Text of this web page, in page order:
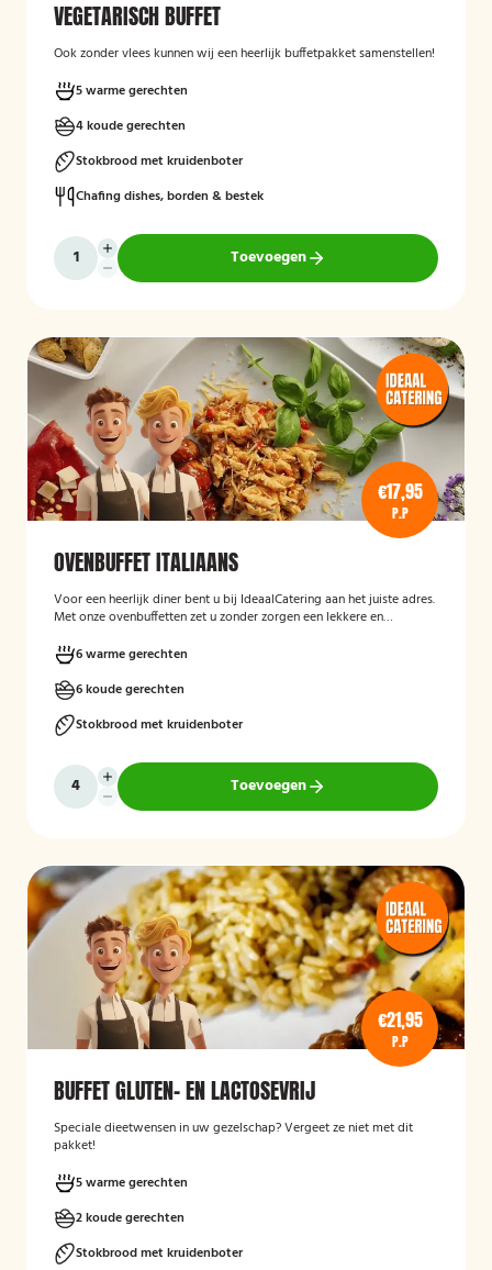
VEGETARISCH BUFFET
Ook zonder vlees kunnen wij een heerlijk buffetpakket samenstellen!
5 warme gerechten
4 koude gerechten
Stokbrood met kruidenboter
Chafing dishes, borden & bestek
Toevoegen
€17,95
P.P
OVENBUFFET ITALIAANS
Voor een heerlijk diner bent u bij IdeaalCatering aan het juiste adres.
Met onze ovenbuffetten zet u zonder zorgen een lekkere en
twaalf personen is een ovenbuffet Ideaal!
6 warme gerechten
6 koude gerechten
Stokbrood met kruidenboter
Toevoegen
€21,95
P.P
BUFFET GLUTEN- EN LACTOSEVRIJ
Speciale dieetwensen in uw gezelschap? Vergeet ze niet met dit
pakket!
5 warme gerechten
2 koude gerechten
Stokbrood met kruidenboter